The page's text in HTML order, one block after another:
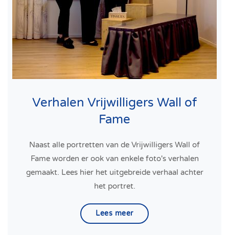
Verhalen Vrijwilligers Wall of
Fame
Naast alle portretten van de Vrijwilligers Wall of
Fame worden er ook van enkele foto's verhalen
gemaakt. Lees hier het uitgebreide verhaal achter
het portret.
Lees meer